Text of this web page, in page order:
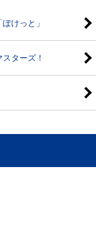
けっと」
ターズ！